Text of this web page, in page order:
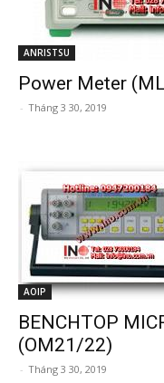
ANRISTSU
Power Meter
- Tháng 3 30, 2019
AOIP
BENCHTOP
(OM21/22)
- Tháng 3 30, 2019